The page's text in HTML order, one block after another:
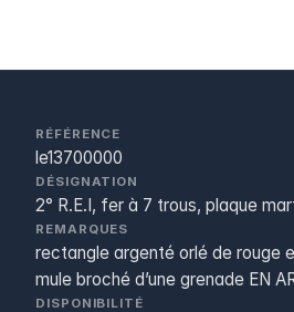
RÉFÉRENCE
le13700000
DÉSIGNATION
2° R.E.I, fer à 7 trous, plaque
REMARQUES
rectangle argenté orlé de rouge
mule broché d’une grenade EN
DISPONIBILITÉ